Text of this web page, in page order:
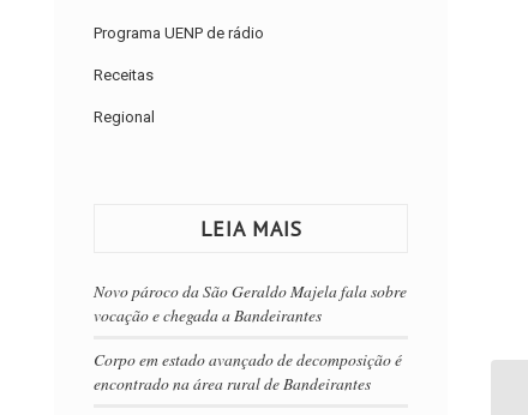
Programa UENP de rádio
Receitas
Regional
LEIA MAIS
Novo pároco da São Geraldo Majela fala sobre
vocação e chegada a Bandeirantes
Corpo em estado avançado de decomposição é
encontrado na área rural de Bandeirantes